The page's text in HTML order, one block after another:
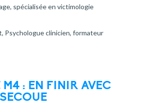
spécialisée en victimologie
Psychologue clinicien, formateur
M4 : EN FINIR AVEC